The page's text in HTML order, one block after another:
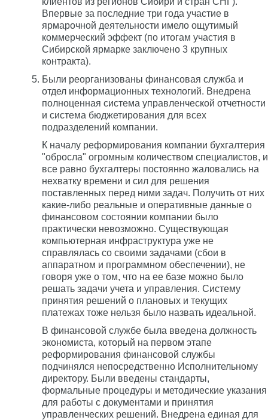
Впервые за последние три года участие в
ярмарочной деятельности имело ощутимый
коммерческий эффект (по итогам участия в
Сибирской ярмарке заключено 3 крупных
контракта).
Были реорганизованы финансовая служба и
отдел информационных технологий. Внедрена
полноценная система управленческой отчетности
и система бюджетирования для всех
подразделений компании.
К началу реформирования компании бухгалтерия
"обросла" огромным количеством специалистов, и
все равно бухгалтеры постоянно жаловались на
нехватку времени и сил для решения
поставленных перед ними задач. Получить от них
какие-либо реальные и оперативные данные о
финансовом состоянии компании было
практически невозможно. Существующая
компьютерная инфраструктура уже не
справлялась со своими задачами (сбои в
аппаратном и программном обеспечении), не
говоря уже о том, что на ее базе можно было
решать задачи учета и управления. Систему
принятия решений о плановых и текущих
платежах тоже нельзя было назвать идеальной.
В финансовой службе была введена должность
экономиста, который на первом этапе
реформирования финансовой службы
подчинялся непосредственно Исполнительному
директору. Были введены стандарты,
формальные процедуры и методические указания
для работы с документами и принятия
управленческих решений. Внедрена единая для